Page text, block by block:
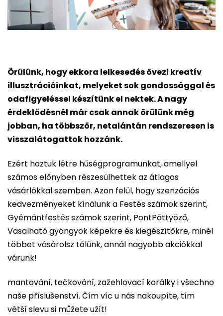
Örülünk, hogy ekkora lelkesedés övezi kreatív
illusztrációinkat, melyeket sok gondossággal és
odafigyeléssel készítünk el nektek. A nagy
érdeklődésnél már csak annak örülünk még
jobban, ha többször, netalántán rendszeresen is
visszalátogattok hozzánk.
Ezért hoztuk létre hűségprogramunkat, amellyel
számos előnyben részesülhettek az átlagos
vásárlókkal szemben. Azon felül, hogy szenzációs
kedvezményeket kínálunk a Festés számok szerint,
Gyémántfestés számok szerint, PontPöttyöző,
Vasalható gyöngyök képekre és kiegészítőkre, minél
többet vásárolsz tőlünk, annál nagyobb akciókkal
várunk!
mantování, tečkování, zažehlovací korálky i všechno
naše příslušenství. Čím víc u nás nakoupíte, tím
větší slevu si můžete užít!